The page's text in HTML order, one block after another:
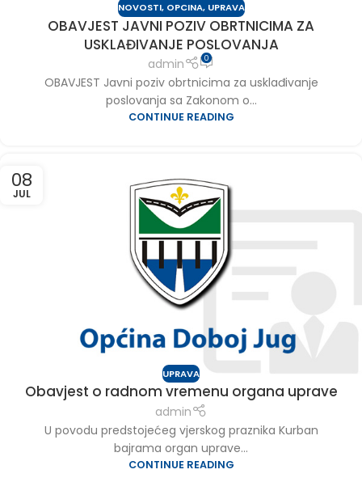
NOVOSTI, OPCINA, UPRAVA
OBAVJEST JAVNI POZIV OBRTNICIMA ZA
USKLAĐIVANJE POSLOVANJA
admin 0
OBAVJEST Javni poziv obrtnicima za usklađivanje
poslovanja sa Zakonom o...
CONTINUE READING
08
JUL
UPRAVA
Obavjest o radnom vremenu organa uprave
admin
U povodu predstojećeg vjerskog praznika Kurban
bajrama organ uprave...
CONTINUE READING